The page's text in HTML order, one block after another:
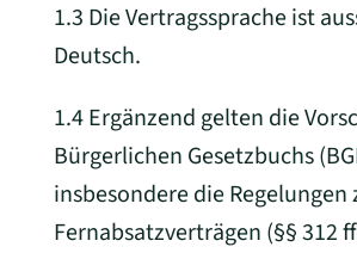
1.3 Die Vertragssprache ist
Deutsch.
1.4 Ergänzend gelten die
Bürgerlichen Gesetzbuchs
insbesondere die Regelungen
Fernabsatzverträgen (§§ 312